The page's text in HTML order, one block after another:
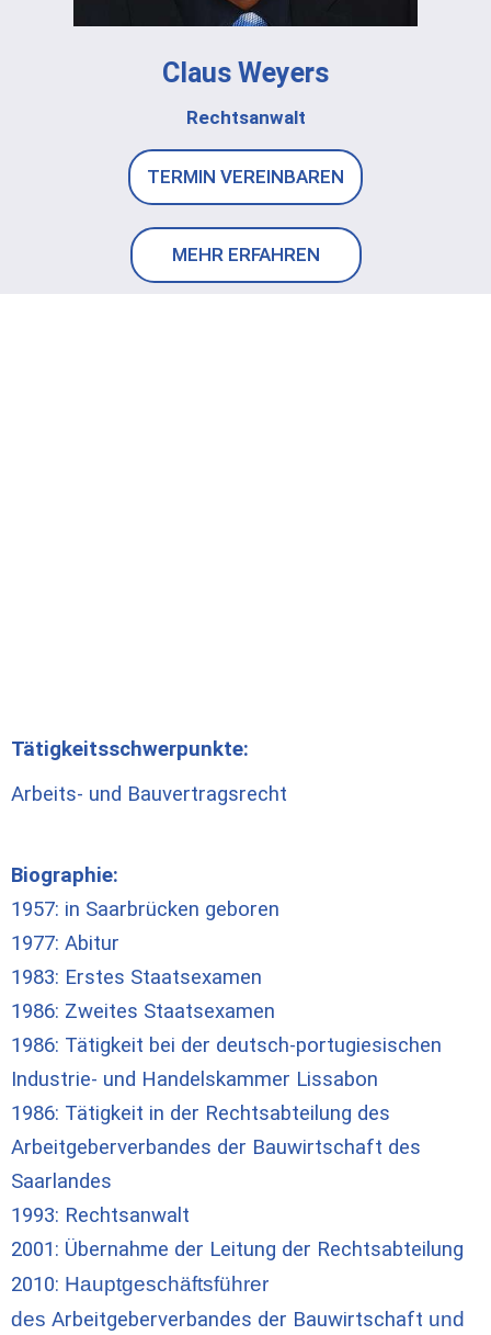
Claus Weyers
Rechtsanwalt
TERMIN VEREINBAREN
MEHR ERFAHREN
Tätigkeitsschwerpunkte:
Arbeits- und Bauvertragsrecht
Biographie:
1957: in Saarbrücken geboren
1977: Abitur
1983: Erstes Staatsexamen
1986: Zweites Staatsexamen
1986: Tätigkeit bei der deutsch-portugiesischen
Industrie- und Handelskammer Lissabon
1986: Tätigkeit in der Rechtsabteilung des
Arbeitgeberverbandes der Bauwirtschaft des
Saarlandes
1993: Rechtsanwalt
2001: Übernahme der Leitung der Rechtsabteilung
2010: Hauptgeschäftsführer
des Arbeitgeberverbandes der Bauwirtschaft und